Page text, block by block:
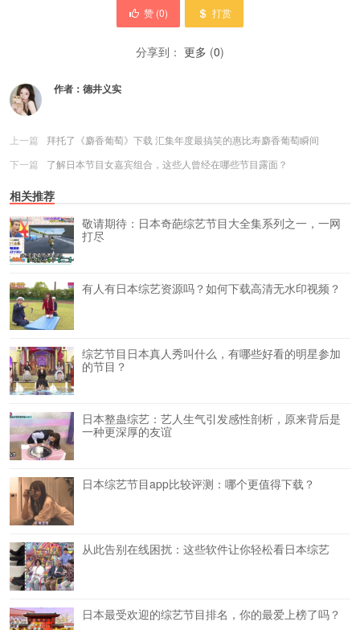
赞 (0) 打赏
分享到： 更多 (0)
作者： 德井义实
上一篇
拜托了《麝香葡萄》下载 汇集年度最搞笑的惠比寿麝香葡萄瞬间
下一篇
了解日本节目女嘉宾组合，这些人曾经在哪些节目露面？
相关推荐
敬请期待：日本奇葩综艺节目大全集系列之一，一网
打尽
有人有日本综艺资源吗？如何下载高清无水印视频？
综艺节目日本真人秀叫什么，有哪些好看的明星参加
的节目？
日本整蛊综艺：艺人生气引发感性剖析，原来背后是
一种更深厚的友谊
日本综艺节目app比较评测：哪个更值得下载？
从此告别在线困扰：这些软件让你轻松看日本综艺
日本最受欢迎的综艺节目排名，你的最爱上榜了吗？